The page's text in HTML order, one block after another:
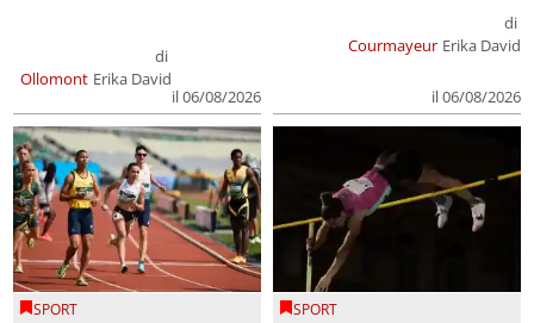
Ollomont
di
Erika David
il 06/08/2026
Courmayeur
di
Erika David
il 06/08/2026
SPORT SPORT